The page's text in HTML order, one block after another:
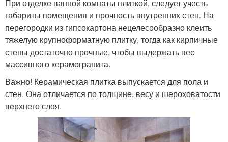
При отделке ванной комнаты плиткой, следует учесть
габариты помещения и прочность внутренних стен. На
перегородки из гипсокартона нецелесообразно клеить
тяжелую крупноформатную плитку, тогда как кирпичные
стены достаточно прочные, чтобы выдержать вес
массивного керамогранита.
Важно! Керамическая плитка выпускается для пола и
стен. Она отличается по толщине, весу и шероховатости
верхнего слоя.